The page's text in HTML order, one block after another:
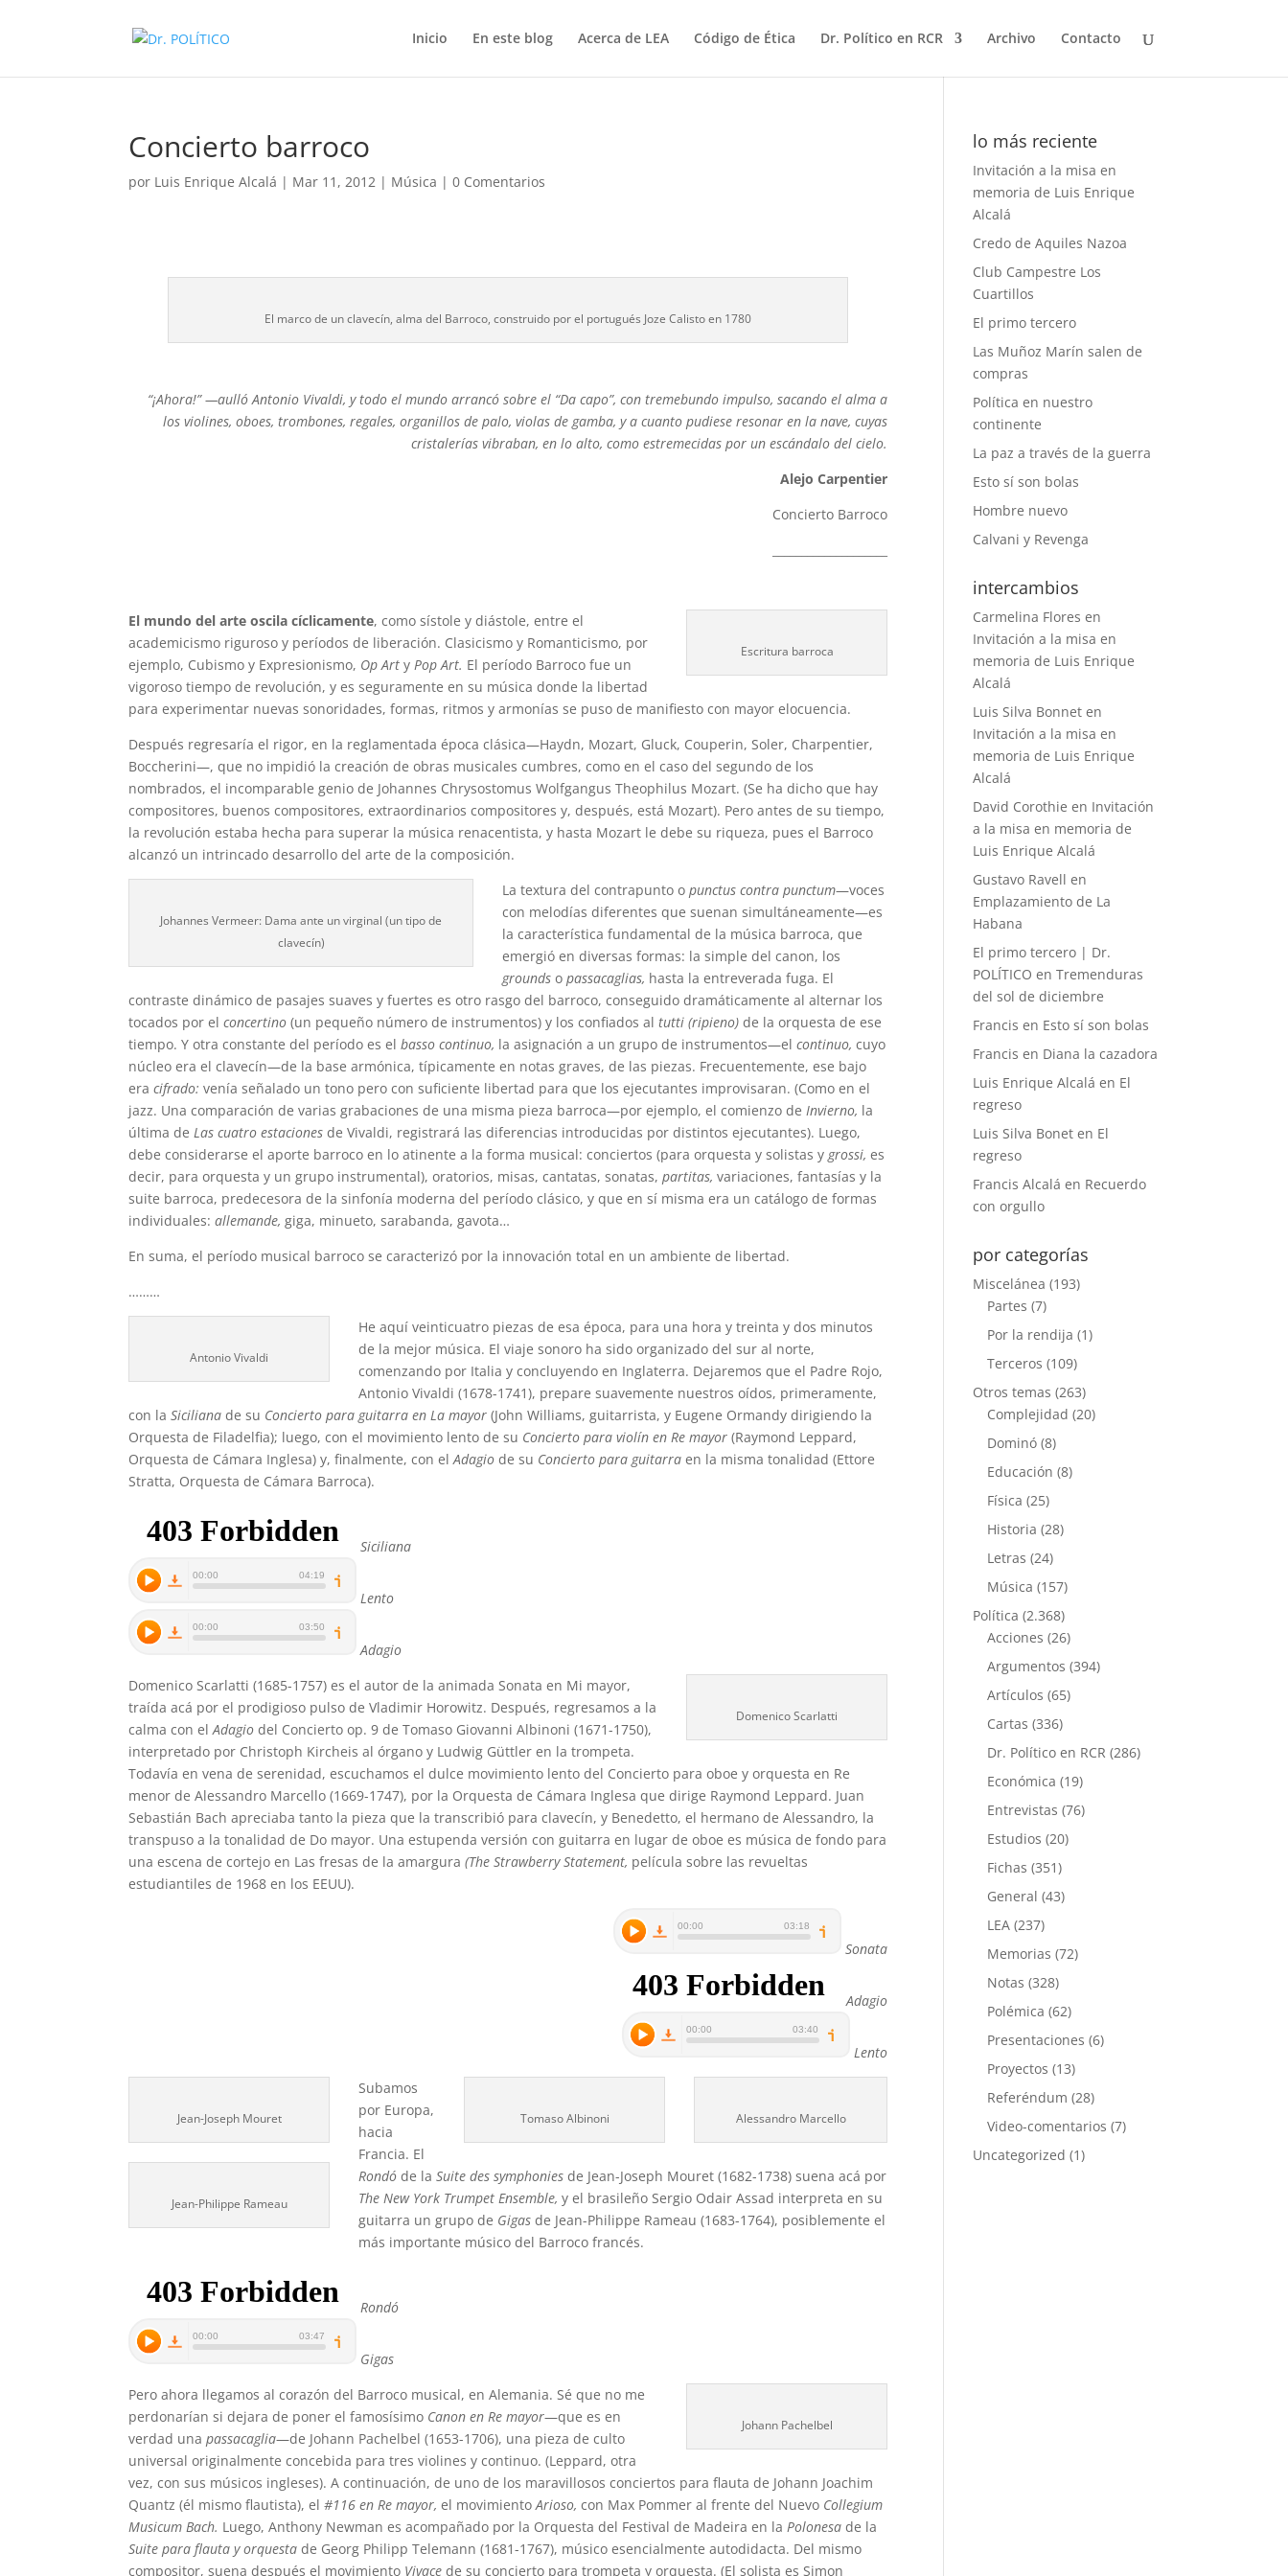
Inicio En este blog Acerca de LEA Código de Ética Dr. Político en RCR Archivo Contacto
Concierto barroco
por Luis Enrique Alcalá | Mar 11, 2012 | Música |0 Comentarios
El marco de un clavecín, alma del Barroco, construido por el portugués Joze Calisto en 1780
“¡Ahora!” —aulló Antonio Vivaldi, y todo el mundo arrancó sobre el “Da capo”, con tremebundo impulso, sacando el alma a
los violines, oboes, trombones, regales, organillos de palo, violas de gamba, y a cuanto pudiese resonar en la nave, cuyas
cristalerías vibraban, en lo alto, como estremecidas por un escándalo del cielo.
Alejo Carpentier
Concierto Barroco
Escritura barroca
El mundo del arte oscila cíclicamente, como sístole y diástole, entre el
academicismo riguroso y períodos de liberación. Clasicismo y Romanticismo, por
ejemplo, Cubismo y Expresionismo, Op Art yPop Art. El período Barroco fue un
vigoroso tiempo de revolución, y es seguramente en su música donde la libertad
para experimentar nuevas sonoridades, formas, ritmos y armonías se puso de manifiesto con mayor elocuencia.
Después regresaría el rigor, en la reglamentada época clásica—Haydn, Mozart, Gluck, Couperin, Soler, Charpentier,
Boccherini—, que no impidió la creación de obras musicales cumbres, como en el caso del segundo de los
nombrados, el incomparable genio de Johannes Chrysostomus Wolfgangus Theophilus Mozart. (Se ha dicho que hay
compositores, buenos compositores, extraordinarios compositores y, después, está Mozart). Pero antes de su tiempo,
la revolución estaba hecha para superar la música renacentista, y hasta Mozart le debe su riqueza, pues el Barroco
alcanzó un intrincado desarrollo del arte de la composición.
Johannes Vermeer: Dama ante un virginal (un tipo de
clavecín)
La textura del contrapunto opunctus contra punctum—voces
con melodías diferentes que suenan simultáneamente—es
la característica fundamental de la música barroca, que
emergió en diversas formas: la simple del canon, los
groundsopassacaglias, hasta la entreverada fuga. El
contraste dinámico de pasajes suaves y fuertes es otro rasgo del barroco, conseguido dramáticamente al alternar los
tocados por elconcertino (un pequeño número de instrumentos) y los confiados altutti (ripieno)de la orquesta de ese
tiempo. Y otra constante del período es elbasso continuo, la asignación a un grupo de instrumentos—elcontinuo,cuyo
núcleo era el clavecín—de la base armónica, típicamente en notas graves, de las piezas. Frecuentemente, ese bajo
eracifrado: venía señalado un tono pero con suficiente libertad para que los ejecutantes improvisaran. (Como en el
jazz. Una comparación de varias grabaciones de una misma pieza barroca—por ejemplo, el comienzo deInvierno, la
última deLas cuatro estaciones de Vivaldi, registrará las diferencias introducidas por distintos ejecutantes). Luego,
debe considerarse el aporte barroco en lo atinente a la forma musical: conciertos (para orquesta y solistas ygrossi, es
decir, para orquesta y un grupo instrumental), oratorios, misas, cantatas, sonatas,partitas, variaciones, fantasías y la
suite barroca, predecesora de la sinfonía moderna del período clásico, y que en sí misma era un catálogo de formas
individuales:allemande,giga, minueto, sarabanda, gavota…
En suma, el período musical barroco se caracterizó por la innovación total en un ambiente de libertad.
………
Antonio Vivaldi
He aquí veinticuatro piezas de esa época, para una hora y treinta y dos minutos
de la mejor música. El viaje sonoro ha sido organizado del sur al norte,
comenzando por Italia y concluyendo en Inglaterra. Dejaremos que el Padre Rojo,
Antonio Vivaldi (1678-1741), prepare suavemente nuestros oídos, primeramente,
con laSiciliana de su Concierto para guitarra en La mayor (John Williams, guitarrista, y Eugene Ormandy dirigiendo la
Orquesta de Filadelfia); luego, con el movimiento lento de su Concierto para violín en Re mayor (Raymond Leppard,
Orquesta de Cámara Inglesa) y, finalmente, con elAdagio de su Concierto para guitarra en la misma tonalidad (Ettore
Stratta, Orquesta de Cámara Barroca).
Siciliana
Lento
Adagio
Domenico Scarlatti
Domenico Scarlatti (1685-1757) es el autor de la animada Sonata en Mi mayor,
traída acá por el prodigioso pulso de Vladimir Horowitz. Después, regresamos a la
calma con elAdagio del Concierto op. 9 de Tomaso Giovanni Albinoni (1671-1750),
interpretado por Christoph Kircheis al órgano y Ludwig Güttler en la trompeta.
Todavía en vena de serenidad, escuchamos el dulce movimiento lento del Concierto para oboe y orquesta en Re
menor de Alessandro Marcello (1669-1747), por la Orquesta de Cámara Inglesa que dirige Raymond Leppard. Juan
Sebastián Bach apreciaba tanto la pieza que la transcribió para clavecín, y Benedetto, el hermano de Alessandro, la
transpuso a la tonalidad de Do mayor. Una estupenda versión con guitarra en lugar de oboe es música de fondo para
una escena de cortejo en Las fresas de la amargura(The Strawberry Statement, película sobre las revueltas
estudiantiles de 1968 en los EEUU).
Sonata
Adagio
Lento
Alessandro Marcello
Tomaso Albinoni
Jean-Joseph Mouret
Jean-Philippe Rameau
Subamos
por Europa,
hacia
Francia. El
Rondó de laSuite des symphonies de Jean-Joseph Mouret (1682-1738) suena acá por
The New York Trumpet Ensemble, y el brasileño Sergio Odair Assad interpreta en su
guitarra un grupo de Gigas de Jean-Philippe Rameau (1683-1764), posiblemente el
más importante músico del Barroco francés.
Rondó
Gigas
Johann Pachelbel
Pero ahora llegamos al corazón del Barroco musical, en Alemania. Sé que no me
perdonarían si dejara de poner el famosísimo Canon en Re mayor—que es en
verdad unapassacaglia—de Johann Pachelbel (1653-1706), una pieza de culto
universal originalmente concebida para tres violines y continuo. (Leppard, otra
vez, con sus músicos ingleses). A continuación, de uno de los maravillosos conciertos para flauta de Johann Joachim
Quantz (él mismo flautista), el#116 en Re mayor, el movimientoArioso,con Max Pommer al frente del Nuevo Collegium
Musicum Bach. Luego, Anthony Newman es acompañado por la Orquesta del Festival de Madeira en laPolonesa de la
Suite para flauta y orquesta de Georg Philipp Telemann (1681-1767), músico esencialmente autodidacta. Del mismo
compositor, suena después el movimiento Vivacede su concierto para trompeta y orquesta. (El solista es Simon
lo más reciente
Invitación a la misa en
memoria de Luis Enrique
Alcalá
Credo de Aquiles Nazoa
Club Campestre Los
Cuartillos
El primo tercero
Las Muñoz Marín salen de
compras
Política en nuestro
continente
La paz a través de la guerra
Esto sí son bolas
Hombre nuevo
Calvani y Revenga
intercambios
Carmelina Flores en
Invitación a la misa en
memoria de Luis Enrique
Alcalá
Luis Silva Bonnet en
Invitación a la misa en
memoria de Luis Enrique
Alcalá
David Corothie en Invitación
a la misa en memoria de
Luis Enrique Alcalá
Gustavo Ravell en
Emplazamiento de La
Habana
El primo tercero | Dr.
POLÍTICO enTremenduras
del sol de diciembre
Francis en Esto sí son bolas
Francis en Diana la cazadora
Luis Enrique Alcalá en El
regreso
Luis Silva Bonet en El
regreso
Francis Alcalá en Recuerdo
con orgullo
por categorías
Miscelánea (193)
Partes (7)
Por la rendija (1)
Terceros (109)
Otros temas (263)
Complejidad (20)
Dominó (8)
Educación (8)
Física (25)
Historia (28)
Letras (24)
Música (157)
Política (2.368)
Acciones (26)
Argumentos (394)
Artículos (65)
Cartas (336)
Dr. Político en RCR (286)
Económica (19)
Entrevistas (76)
Estudios (20)
Fichas (351)
General (43)
LEA (237)
Memorias (72)
Notas (328)
Polémica (62)
Presentaciones (6)
Proyectos (13)
Referéndum (28)
Video-comentarios (7)
Uncategorized (1)